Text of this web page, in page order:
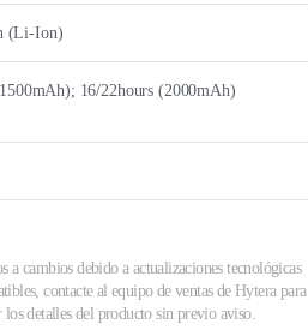
(Li-Ion)
16/22hours (2000mAh)
a cambios debido a actualizaciones tecnológicas
contacte al equipo de ventas de Hytera para
detalles del producto sin previo aviso.